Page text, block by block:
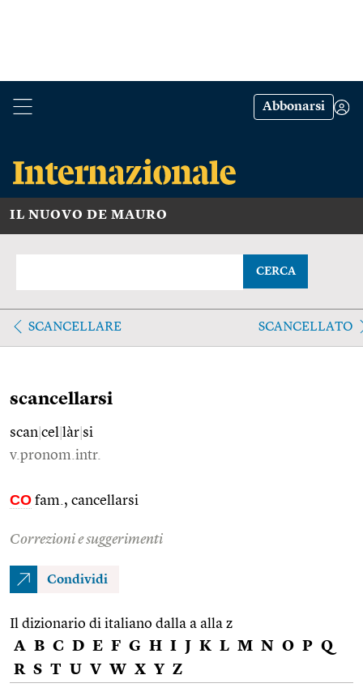
Abbonarsi
IL NUOVO DE MAURO
CERCA
SCANCELLARE SCANCELLATO
scancellarsi
scan cel làr si
v.pronom.intr.
CO fam., cancellarsi
Correzioni e suggerimenti
Condividi
Il dizionario di italiano dalla a alla z
A B C D E F G H I J K L M N O P Q
R S T U V W X Y Z